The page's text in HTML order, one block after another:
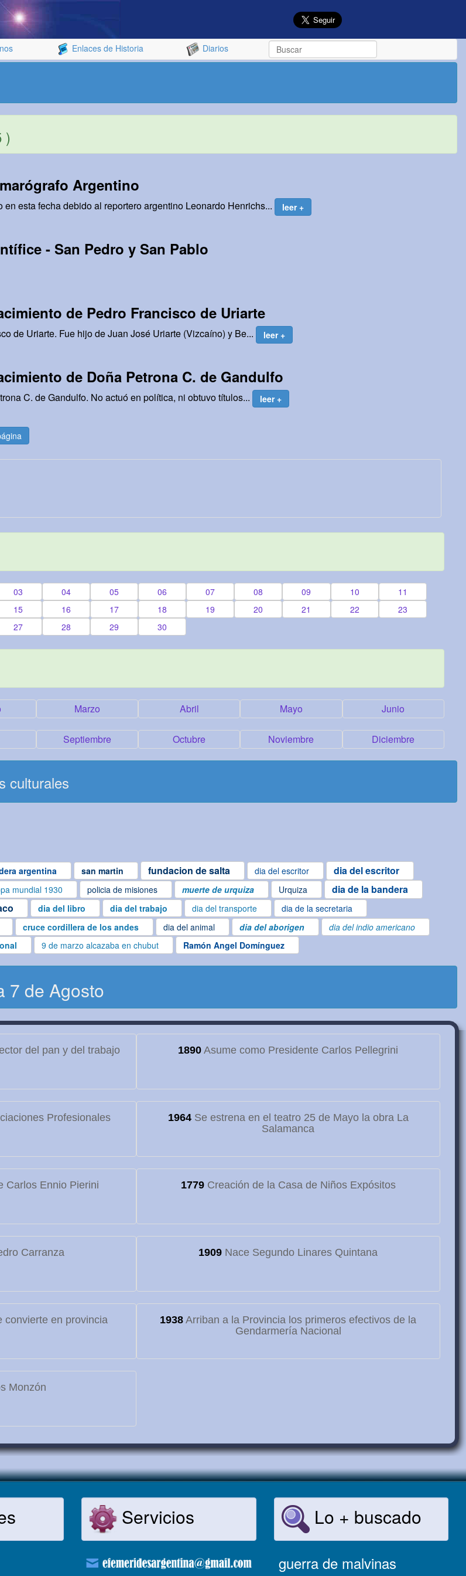
Enlaces de Historia Diarios
)
Argentino
esta fecha debido al reportero argentino Leonardo Henrichs... leer +
- San Pedro y San Pablo
de Pedro Francisco de Uriarte
de Uriarte. Fue hijo de Juan José Uriarte (Vizcaíno) y Be... leer +
de Doña Petrona C. de Gandulfo
C. de Gandulfo. No actuó en política, ni obtuvo títulos... leer +
03 04 05 06 07 08 09 10
11
15 16 17 18 19 20 21 22
23
27 28 29 30
Marzo Abril Mayo Junio
Septiembre Octubre Noviembre Diciembre
culturales
argentina san martin fundacion de salta dia del escritor dia del escritor
mundial 1930 policia de misiones muerte de urquiza Urquiza dia de la bandera
dia del libro dia del trabajo dia del transporte dia de la secretaria
cruce cordillera de los andes dia del animal dia del aborigen
dia del indio americano
9 de marzo alcazaba en chubut Ramón Angel Domínguez
7 de Agosto
del pan y del trabajo 1890 Asume como Presidente Carlos Pellegrini
Profesionales 1964Se estrena en el teatro 25 de Mayo la obra La
Salamanca
Carlos Ennio Pierini 1779Creación de la Casa de Niños Expósitos
Carranza 1909 Nace Segundo Linares Quintana
en provincia 1938 Arriban a la Provincia los primeros efectivos de la
Gendarmería Nacional
Monzón
Servicios Lo + buscado
guerra de malvinas